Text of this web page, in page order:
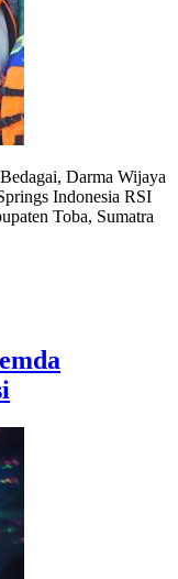
Darma Wijaya
Indonesia RSI
Toba, Sumatra